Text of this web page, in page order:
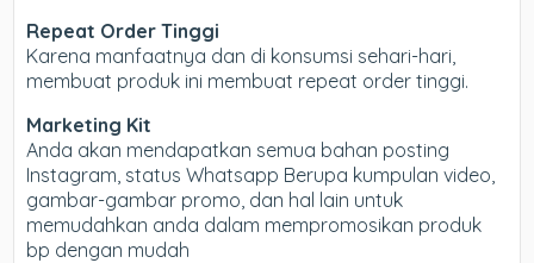
Repeat Order Tinggi
Karena manfaatnya dan di konsumsi sehari-hari,
membuat produk ini membuat repeat order tinggi.
Marketing Kit
Anda akan mendapatkan semua bahan posting
Instagram, status Whatsapp Berupa kumpulan video,
gambar-gambar promo, dan hal lain untuk
memudahkan anda dalam mempromosikan produk
bp dengan mudah